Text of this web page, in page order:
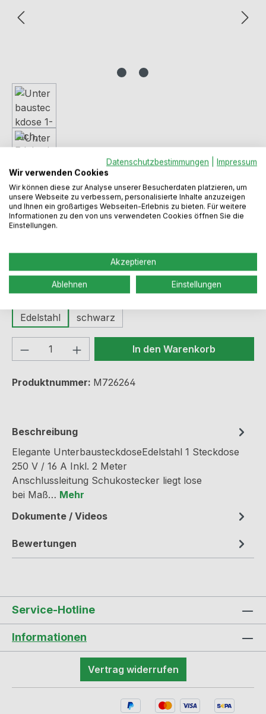
Regulärer Preis:
43,49 €
Preise inkl. MwSt. zzgl. Versandkosten
Sofort verfügbar, Lieferzeit: 1-3 Werktage
Farbeauswählen
Edelstahl
schwarz
Produkt Anzahl: Gib denIn den Warenkorb
Produktnummer: M726264
Beschreibung
Elegante UnterbausteckdoseEdelstahl 1 Steckdose
250 V / 16 A Inkl. 2 Meter
Anschlussleitung Schukostecker liegt lose
bei Maß… Mehr
Dokumente / Videos
Bewertungen
Service-Hotline
Informationen
Vertrag widerrufen
Datenschutzbestimmungen
Impressum
Wir verwenden Cookies
Wir können diese zur Analyse unserer Besucherdaten platzieren, um
unsere Webseite zu verbessern, personalisierte Inhalte anzuzeigen
und Ihnen ein großartiges Webseiten-Erlebnis zu bieten. Für weitere
Informationen zu den von uns verwendeten Cookies öffnen Sie die
Einstellungen.
Akzeptieren
Ablehnen Einstellungen